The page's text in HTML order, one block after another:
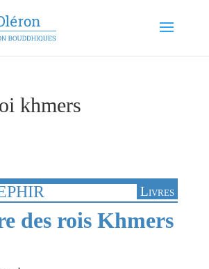
khmers
Livres
des rois Khmers